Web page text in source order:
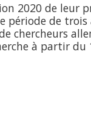
2020 de leur
période de
chercheurs
à partir du